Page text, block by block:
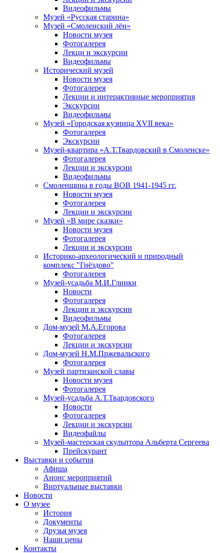
Видеофильмы
Музей «Русская старина»
Музей «Смоленский лён»
Новости музея
Фотогалерея
Лекци и экскурсии
Видеофильмы
Исторический музей
Новости музея
Фотогалерея
Лекции и интерактивные мероприятия
Экскурсии
Видеофильмы
Музей «Городская кузница XVII века»
Фотогалерея
Экскурсии
Музей-квартира «А.Т.Твардовский в Смоленске»
Фотогалерея
Лекции и экскурсии
Видеофильмы
Смоленщина в годы ВОВ 1941-1945 гг.
Новости музея
Фотогалерея
Лекции и экскурсии
Музей «В мире сказки»
Новости музея
Фотогалерея
Лекции и экскурсии
Историко-археологический и природный
комплекс "Гнёздово"
Фотогалерея
Музей-усадьба М.И.Глинки
Новости
Фотогалерея
Лекции и экскурсии
Видеофильмы
Дом-музей М.А.Егорова
Фотогалерея
Лекции и экскурсии
Дом-музей Н.М.Пржевальского
Фотогалерея
Музей партизанской славы
Новости музея
Фотогалерея
Музей-усадьба А.Т.Твардовского
Новости
Фотогалерея
Лекции и экскурсии
Видеофайлы
Музей-мастерская скульптора Альберта Сергеева
Прейскурант
Выставки и события
Афиша
Анонс мероприятий
Виртуальные выставки
Новости
О музее
История
Документы
Друзья музея
Наши цены
Контакты